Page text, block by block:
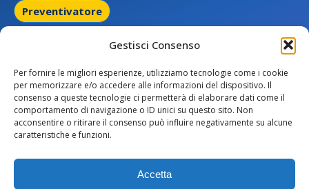
Gestisci Consenso
Per fornire le migliori esperienze, utilizziamo tecnologie come i cookie
per memorizzare e/o accedere alle informazioni del dispositivo. Il
consenso a queste tecnologie ci permetterà di elaborare dati come il
comportamento di navigazione o ID unici su questo sito. Non
acconsentire o ritirare il consenso può influire negativamente su alcune
caratteristiche e funzioni.
Accetta
Preventivatore
Home page
Chi siamo
Compliance
Normative
Iniziative
Contatti
Intermediario soggetto al controllo dell’IVASS
www.ivass.it